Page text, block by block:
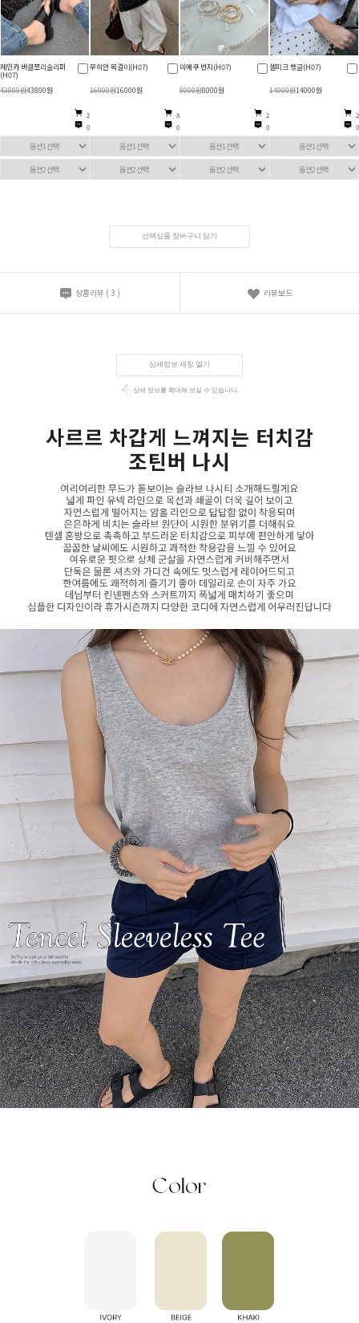
터엔브 자켓팬츠세트
(H07)
39800원39800원
87
0
체안코 밴딩롱스커트
24800원24800원
152
0
르키데 버튼브이넥니트
24800원24800원
188
0
엔소츠 데님버뮤다팬츠
39800원39800원
14
0
선택상품 장바구니 담기
상품리뷰 ( 3 ) 리뷰보드
상세정보 새창 열기
상세 정보를 확대해 보실 수 있습니다.